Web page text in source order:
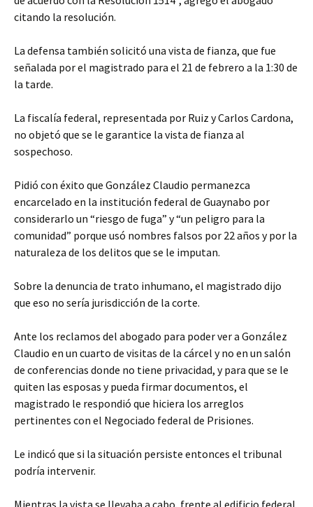
citando la resolución.
La defensa también solicitó una vista de fianza, que fue
señalada por el magistrado para el 21 de febrero a la 1:30 de
la tarde.
La fiscalía federal, representada por Ruiz y Carlos Cardona,
no objetó que se le garantice la vista de fianza al
sospechoso.
Pidió con éxito que González Claudio permanezca
encarcelado en la institución federal de Guaynabo por
considerarlo un “riesgo de fuga” y “un peligro para la
comunidad” porque usó nombres falsos por 22 años y por la
naturaleza de los delitos que se le imputan.
Sobre la denuncia de trato inhumano, el magistrado dijo
que eso no sería jurisdicción de la corte.
Ante los reclamos del abogado para poder ver a González
Claudio en un cuarto de visitas de la cárcel y no en un salón
de conferencias donde no tiene privacidad, y para que se le
quiten las esposas y pueda firmar documentos, el
magistrado le respondió que hiciera los arreglos
pertinentes con el Negociado federal de Prisiones.
Le indicó que si la situación persiste entonces el tribunal
podría intervenir.
Mientras la vista se llevaba a cabo, frente al edificio federal